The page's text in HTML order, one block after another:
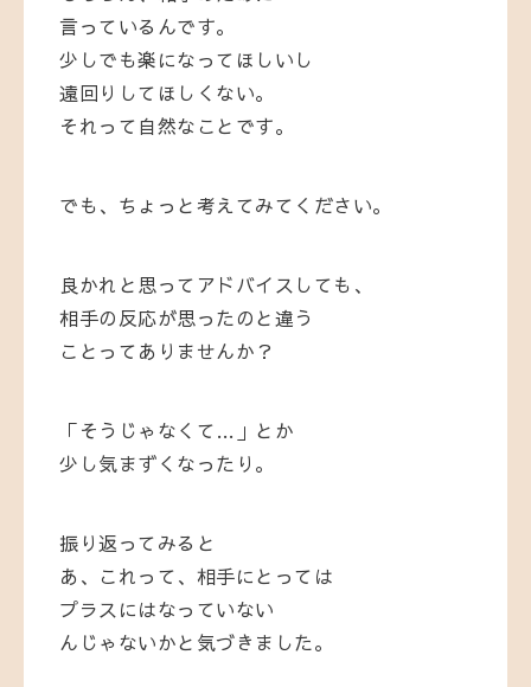
言っているんです。
少しでも楽になってほしいし
遠回りしてほしくない。
それって自然なことです。
でも、ちょっと考えてみてください。
良かれと思ってアドバイスしても、
相手の反応が思ったのと違う
ことってありませんか？
「そうじゃなくて…」とか
少し気まずくなったり。
振り返ってみると
あ、これって、相手にとっては
プラスにはなっていない
んじゃないかと気づきました。